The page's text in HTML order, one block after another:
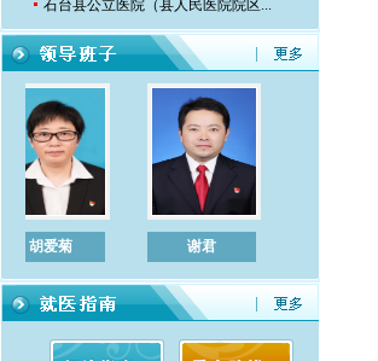
石台县公立医院（县人民医院院区...
胡爱菊 谢君